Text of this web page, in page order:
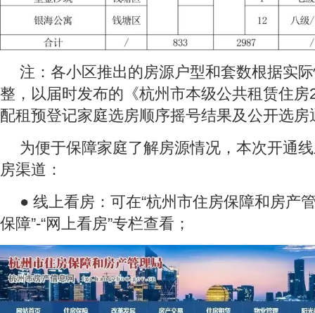
注：各小区推出的房源户型和套数根据实
整，以届时发布的《杭州市本级公共租赁住房
配租预登记家庭选房顺序摇号结果及公开选房
为便于保障家庭了解房源情况，本次开通
房渠道：
● 线上看房：可在“杭州市住房保障和房产
保障”-“网上看房”专栏查看；